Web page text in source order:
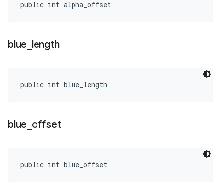
public int alpha_offset
blue length
public int blue_length
blue offset
public int blue_offset